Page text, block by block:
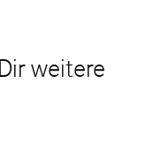
weitere